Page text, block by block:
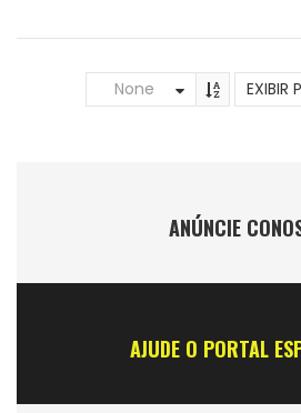
None EXIBIR
ANÚNCIE
AJUDE O PORTAL